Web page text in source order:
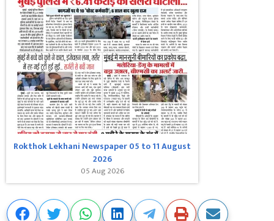
Rokthok Lekhani Newspaper 05 to 11 August
2026
05 Aug 2026